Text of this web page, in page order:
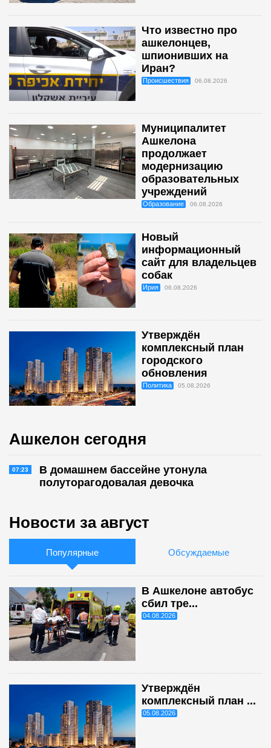
Что известно про
ашкелонцев,
шпионивших на
Иран?
Происшествия 06.08.2026
Муниципалитет
Ашкелона
продолжает
модернизацию
образовательных
учреждений
Образование 06.08.2026
Новый
информационный
сайт для владельцев
собак
Ирия 06.08.2026
Утверждён
комплексный план
городского
обновления
Политика 05.08.2026
Ашкелон сегодня
07:23
В домашнем бассейне утонула
полуторагодовалая девочка
Новости за август
Популярные Обсуждаемые
В Ашкелоне автобус
сбил тре...
04.08.2026
Утверждён
комплексный план ...
05.08.2026